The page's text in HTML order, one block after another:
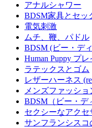
アナルシャワー
BDSM家具とセッ
電気刺激
ムチ、鞭、パドル
BDSM (ビー・デ
Human Puppy プ
ラテックスとゴム
レザーハーネス
メンズファッシ
BDSM（ビー・デ
セクシーなアクセ
サンフランシスコ